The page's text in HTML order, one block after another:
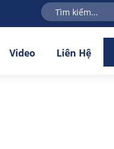
Video Liên Hệ